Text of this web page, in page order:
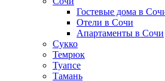
Гостевые дома в
Отели в Сочи
Апартаменты в Сочи
Сукко
Темрюк
Туапсе
Тамань